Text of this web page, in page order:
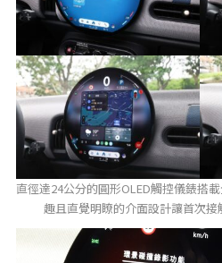
直徑達24公分的圓形OLED觸控儀錶搭
趣且直覺明瞭的介面設計讓首次接